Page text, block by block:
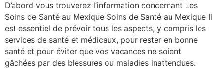
D’abord vous trouverez l’information concernant Les
Soins de Santé au Mexique Soins de Santé au Mexique Il
est essentiel de prévoir tous les aspects, y compris les
services de santé et médicaux, pour rester en bonne
santé et pour éviter que vos vacances ne soient
gâchées par des blessures ou maladies inattendues.